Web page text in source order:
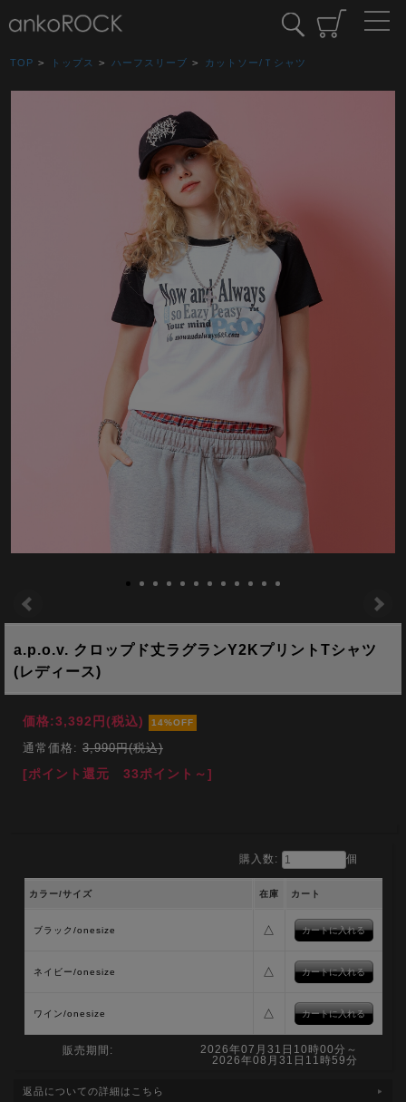
TOP > トップス > ハーフスリーブ > カットソー/Ｔシャツ
a.p.o.v. クロップド丈ラグランY2KプリントTシャツ
(レディース)
価格:3,392円(税込) 14%OFF
通常価格: 3,990円(税込)
[ポイント還元 33ポイント～]
購入数: 個
カラー/サイズ 在庫 カート
ブラック/onesize △
ネイビー/onesize △
ワイン/onesize △
販売期間:
2026年07月31日10時00分～
2026年08月31日11時59分
返品についての詳細はこちら